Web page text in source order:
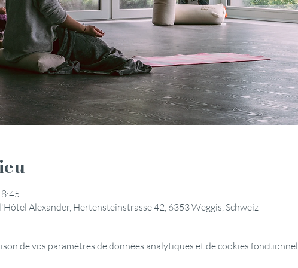
Alexander, Hertensteinstrasse 42, 6353 Weggis, Schweiz
de vos paramètres de données analytiques et de cookies